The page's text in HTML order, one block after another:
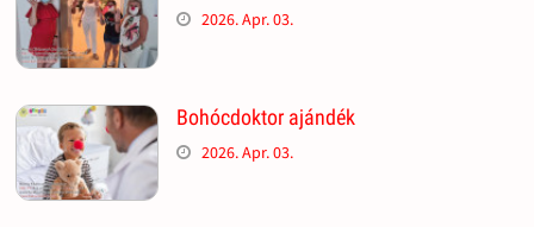
2026. Apr. 03.
Bohócdoktor ajándék
2026. Apr. 03.